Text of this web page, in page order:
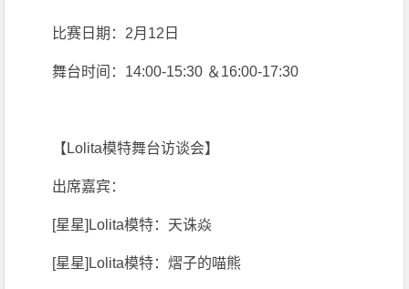
比赛日期：2月12日
舞台时间：14:00-15:30 ＆16:00-17:30
【Lolita模特舞台访谈会】
出席嘉宾：
[星星]Lolita模特：天诛焱
[星星]Lolita模特：熠子的喵熊